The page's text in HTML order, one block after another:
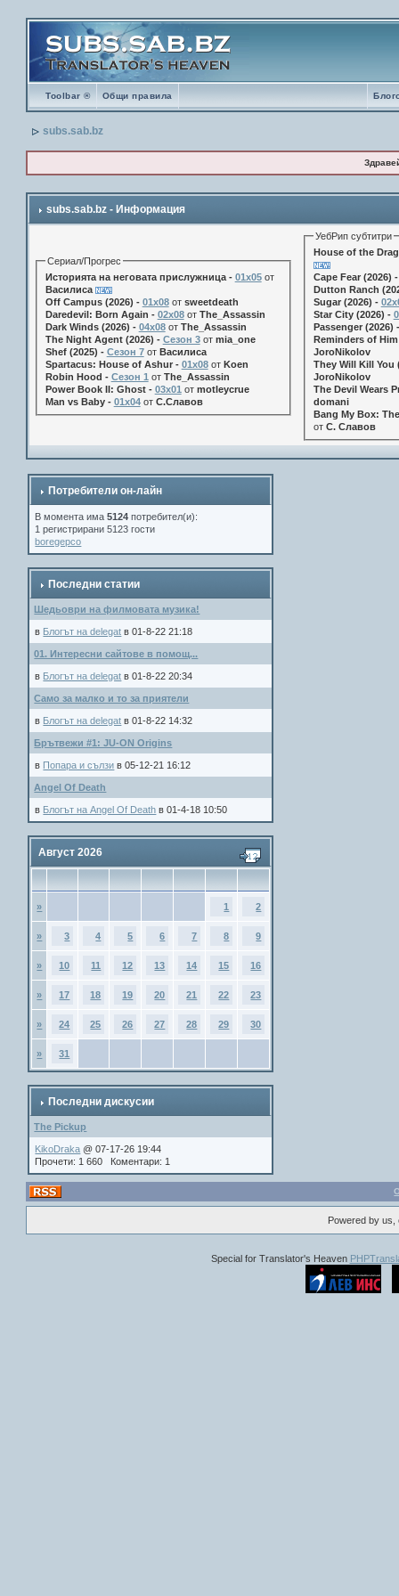
Toolbar ® Общи правила
subs.sab.bz
subs.sab.bz - Информация
Сериал/Прогрес
Историята на неговата прислужница - 01х05от
Василиса
Off Campus (2026) - 01x08от sweetdeath
Daredevil: Born Again - 02x08от The_Assassin
Dark Winds (2026) - 04x08от The_Assassin
The Night Agent (2026) - Сезон 3от mia_one
Shef (2025) - Сезон 7от Василиса
Spartacus: House of Ashur - 01x08от Koen
Robin Hood - Сезон 1 от The_Assassin
Power Book II: Ghost - 03x01 от motleycrue
Man vs Baby - 01x04от С.Славов
УебРип субтитри
House of the
Cape Fear (2026)
Dutton Ranch
Sugar (2026) -
Star City (2026) -
Passenger (2026)
Reminders of
JoroNikolov
They Will Kill You
JoroNikolov
The Devil Wears
domani
Bang My Box:
от С. Славов
Потребители он-лайн
В момента има5124 потребител(и):
1 регистрирани 5123 гости
boregepco
Последни статии
Шедьоври на филмовата музика!
в Блогът на delegat в 01-8-22 21:18
01. Интересни сайтове в помощ...
в Блогът на delegat в 01-8-22 20:34
Само за малко и то за приятели
в Блогът на delegat в 01-8-22 14:32
Брътвежи #1: JU-ON Origins
в Попара и сълзи в 05-12-21 16:12
Angel Of Death
в Блогът на Angel Of Death в 01-4-18 10:50
Август 2026
» 1 2
» 3 4 5 6 7 8 9
» 10 11 12 13 14 15 16
» 17 18 19 20 21 22 23
» 24 25 26 27 28 29 30
» 31
Последни дискусии
The Pickup
KikoDraka @ 07-17-26 19:44
Прочети: 1 660 Коментари: 1
Powered by
Special for Translator's Heaven